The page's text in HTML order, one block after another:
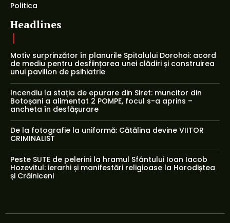
Politica
Headlines
Motiv surprinzător în planurile Spitalului Dorohoi: acord
de mediu pentru desființarea unei clădiri și construirea
unui pavilion de psihiatrie
Incendiu la stația de epurare din Siret: muncitor din
Botoșani a alimentat 2 POMPE, focul s-a aprins –
ancheta în desfășurare
De la fotografie la uniformă: Cătălina devine VIITOR
CRIMINALIST
Peste SUTE de pelerini la hramul Sfântului Ioan Iacob
Hozevitul: ierarhi și manifestări religioase la Horodiștea
și Crăiniceni